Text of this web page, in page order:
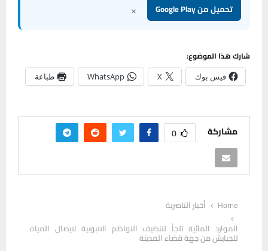
تحميل من Google Play ×
شارك هذا الموضوع:
فيس بوك X
WhatsApp طباعة
مشاركة 0
Home
أخبار الناصرية
الموارد المائية تلجأ لتنظيف النواظم الانبوبية لايصال المياه
للجبايش من جهة قضاء المدينة